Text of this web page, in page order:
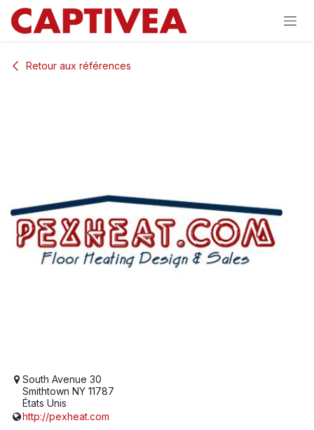
Se rendre au contenu
Retour aux références
South Avenue 30
Smithtown NY 11787
États Unis
http://pexheat.com